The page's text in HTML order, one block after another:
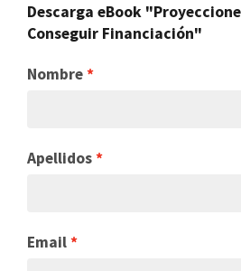
Descarga eBook
Conseguir Financiación"
Nombre
Apellidos
Email